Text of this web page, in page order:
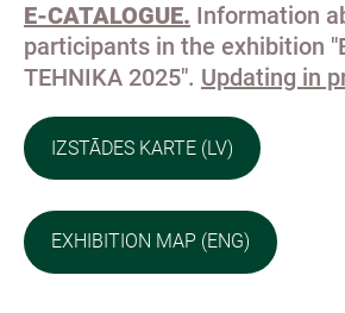
E-CATALOGUE. Information
participants in the exhibition
TEHNIKA 2025". Updating in
IZSTĀDES KARTE (LV)
EXHIBITION MAP (ENG)